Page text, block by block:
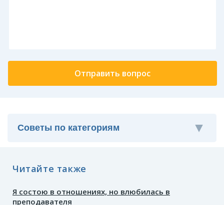
Читайте также
Я состою в отношениях, но влюбилась в
преподавателя